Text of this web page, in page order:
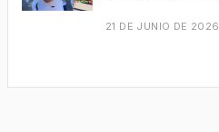
21 DE JUNIO DE 2026